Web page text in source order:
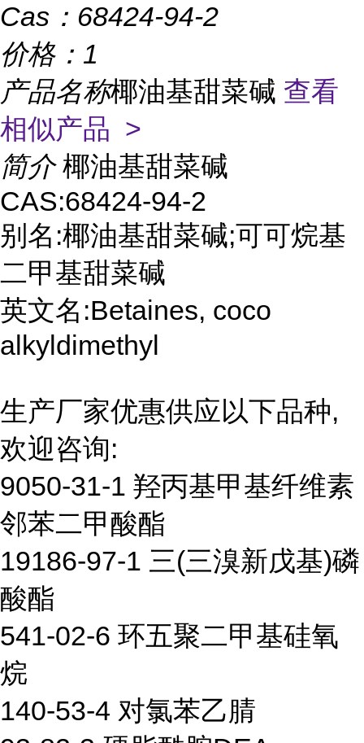
Cas： 68424-94-2
价格： 1
产品名称椰油基甜菜碱 查看
相似产品 >
简介 椰油基甜菜碱
CAS:68424-94-2
别名:椰油基甜菜碱;可可烷基
二甲基甜菜碱
英文名:Betaines, coco
alkyldimethyl
生产厂家优惠供应以下品种,
欢迎咨询:
9050-31-1 羟丙基甲基纤维素
邻苯二甲酸酯
19186-97-1 三(三溴新戊基)磷
酸酯
541-02-6 环五聚二甲基硅氧
烷
140-53-4 对氯苯乙腈